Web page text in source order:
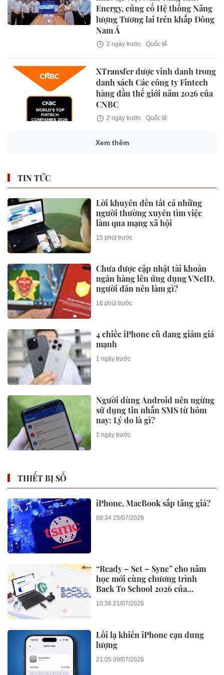
Energy, củng cố Hệ thống Năng
lượng Tương lai trên khắp Đông
Nam Á
2 ngày trước Quốc tế
XTransfer được vinh danh trong
danh sách Các công ty Fintech
hàng đầu thế giới năm 2026 của
CNBC
2 ngày trước Quốc tế
Xem thêm
TIN TỨC
Lời khuyên đến tất cả những
người thường xuyên tìm việc
làm qua mạng xã hội
15 phút trước
Chưa được cập nhật tài khoản
ngân hàng lên ứng dụng VNeID,
người dân nên làm gì?
16 phút trước
4 chiếc iPhone cũ đang giảm giá
mạnh
1 ngày trước
Người dùng Android nên ngừng
sử dụng tin nhắn SMS từ hôm
nay: Lý do là gì?
1 ngày trước
THIẾT BỊ SỐ
iPhone, MacBook sắp tăng giá?
08:34 25/07/2026
“Ready – Set – Sync” cho năm
học mới cùng chương trình
Back To School 2026 của
Huawei
10:36 21/07/2026
Lỗi lạ khiến iPhone cạn dung
lượng
21:05 09/07/2026